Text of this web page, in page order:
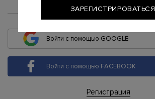
или
Войти с помощью GOOGLE
Войти с помощью FACEBOOK
Регистрация
ЗАРЕГИСТРИРОВАТЬСЯ